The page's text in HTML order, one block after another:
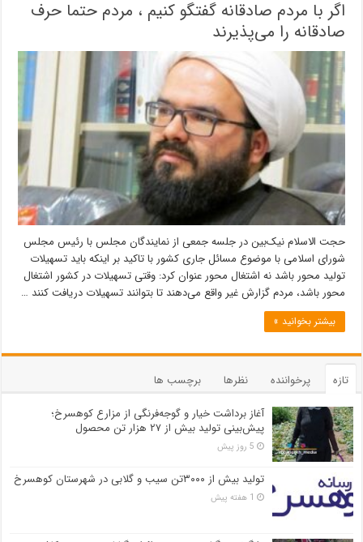
اگر با مردم صادقانه گفتگو کنیم ، مردم حتما حرف
صادقانه را می‌پذیرند
حجت الاسلام نیک‌بین در جلسه جمعی از نمایندگان مجلس با رئیس مجلس
شورای اسلامی با موضوع مسائل جاری کشور با تاکید بر اینکه باید تسهیلات
تولید محور باشد نه اشتغال محور عنوان کرد: وقتی تسهیلات در کشور اشتغال
محور باشد، مردم گزارش غیر واقع می‌دهند تا بتوانند تسهیلات دریافت کنند …
بیشتر بخوانید »
تازه پرخواننده نظرها
برچسب ها
آغاز برداشت خیار و گوجه‌فرنگی از مزارع کوهسرخ؛
پیش‌بینی تولید بیش از ۲۷ هزار تن محصول
5 روز پیش
تولید بیش از ۳۰۰۰تن سیب و گلابی در شهرستان کوهسرخ
1 هفته پیش